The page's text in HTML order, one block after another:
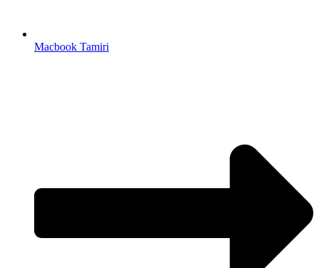
Macbook Tamiri